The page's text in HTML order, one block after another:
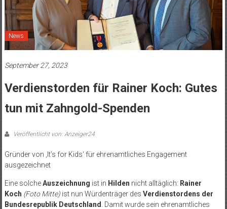
News
September 27, 2023
Verdienstorden für Rainer Koch: Gutes
tun mit Zahngold-Spenden
Veröffentlicht von: Anzeiger24
Gründer von ‚It’s for Kids‘ für ehrenamtliches Engagement
ausgezeichnet
Eine solcheAuszeichnung ist in Hilden nicht alltäglich: Rainer
Koch (Foto Mitte)ist nun Würdenträger des Verdienstordens der
Bundesrepublik Deutschland . Damit wurde sein ehrenamtliches